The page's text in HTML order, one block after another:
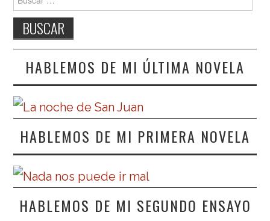
HABLEMOS DE MI ÚLTIMA NOVELA
HABLEMOS DE MI PRIMERA NOVELA
HABLEMOS DE MI SEGUNDO ENSAYO